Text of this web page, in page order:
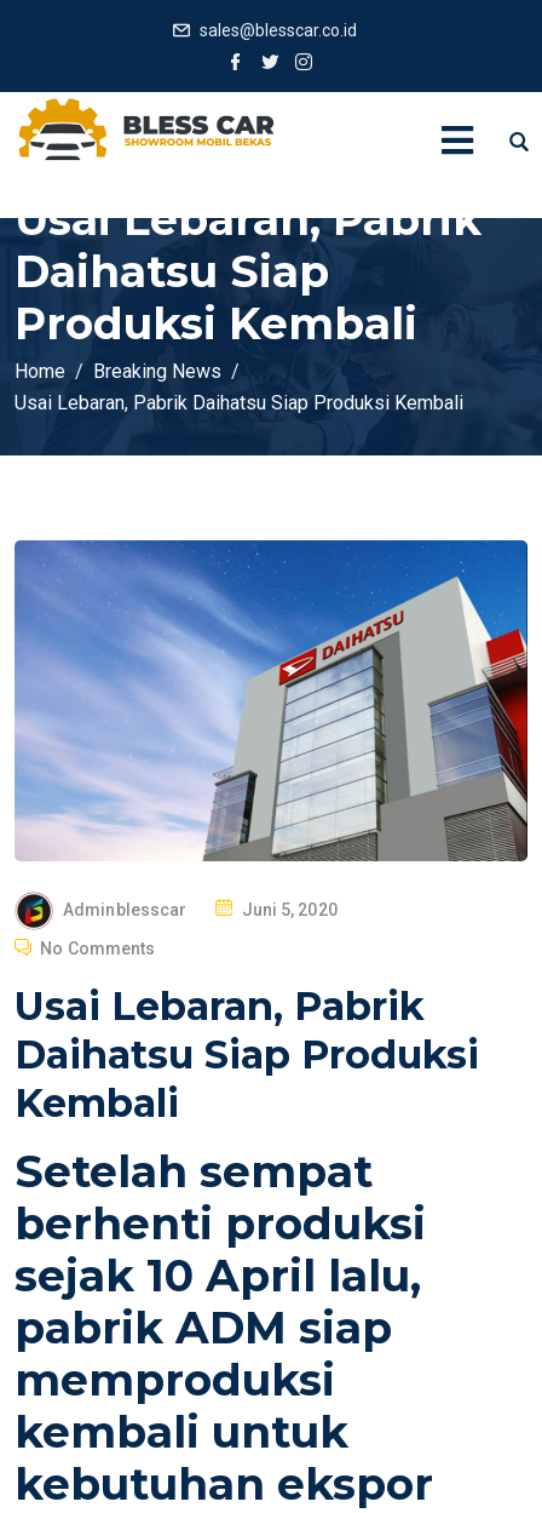
sales@blesscar.co.id
Usai Lebaran, Pabrik
Daihatsu Siap
Produksi Kembali
Home
Breaking News
Usai Lebaran, Pabrik Daihatsu Siap Produksi Kembali
Adminblesscar
T
D
Juni 5, 2020
No Comments
Usai Lebaran, Pabrik
Daihatsu Siap Produksi
Kembali
Setelah sempat
berhenti produksi
sejak 10 April lalu,
pabrik ADM siap
memproduksi
kembali untuk
kebutuhan ekspor